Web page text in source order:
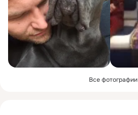
Все фотографии